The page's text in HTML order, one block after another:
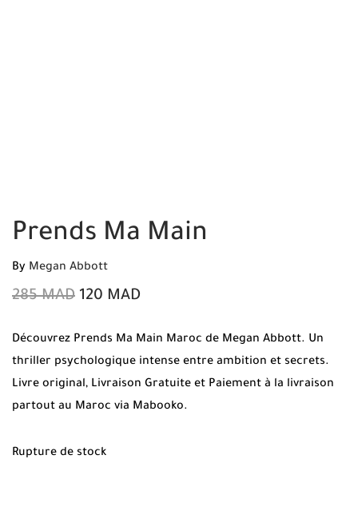
Prends Ma Main
By Megan Abbott
285MAD 120 MAD
Découvrez Prends Ma Main Maroc de Megan Abbott. Un
thriller psychologique intense entre ambition et secrets.
Livre original, Livraison Gratuite et Paiement à la livraison
partout au Maroc via Mabooko.
Rupture de stock